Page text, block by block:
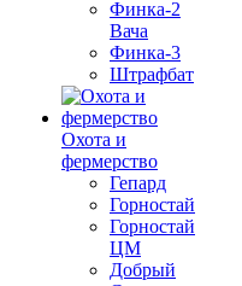
Финка-2
Вача
Финка-3
Штрафбат
Охота и
фермерство
Гепард
Горностай
Горностай
ЦМ
Добрый